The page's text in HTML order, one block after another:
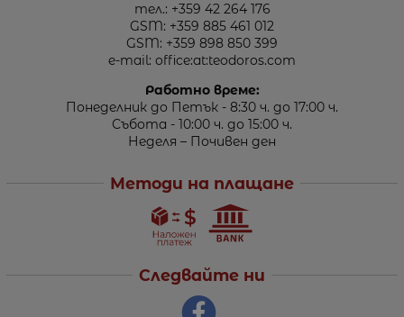
тел.: +359 42 264 176
GSM: +359 885 461 012
GSM: +359 898 850 399
e-mail: office:at:teodoros.com
Работно време:
Понеделник до Петък - 8:30 ч. до 17:00 ч.
Събота - 10:00 ч. до 15:00 ч.
Неделя – Почивен ден
Методи на плащане
Следвайте ни